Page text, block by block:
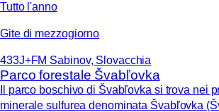
Tutto l'anno
Gite di mezzogiorno
433J+FM Sabinov, Slovacchia
Parco forestale Švabľovka
Il parco boschivo di Švabľovka si trova nei
minerale sulfurea denominata Švabľovka